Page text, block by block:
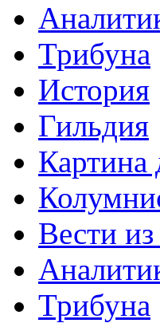
Трибуна
История
Гильдия
Картина
Вести из
Трибуна